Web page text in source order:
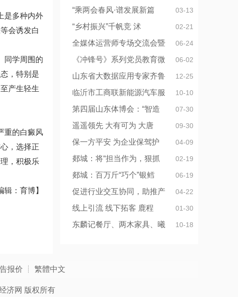
是多种内外
会诱发白
同学周围的
，特别是
产生轻生
重的白癜风
，选择正
，积极乐
辑：育博】
03-13
“乘两会春风·谱发展新篇
02-21
“乡村振兴”千帆竞 沭
06-24
全媒体运营师专场交流会暨
06-02
《冲锋号》系列党员教育微
12-25
山东省大数据应用专家齐鲁
10-10
临沂市工商联新能源汽车服
07-30
第四届山东体博会：“智造
09-30
遥遥领先 大有可为 大唐
04-09
保一方平安 为企业保驾护
02-19
郯城：将“担当作为，狠抓
06-19
郯城：百万斤“巧个”银鳕
04-22
促进行业交互协同，助推产
01-30
线上引流 线下拓客 鹿程
10-18
东麟记餐厅、两木家具、曦
报价 ┊ 繁體中文
济网 版权所有